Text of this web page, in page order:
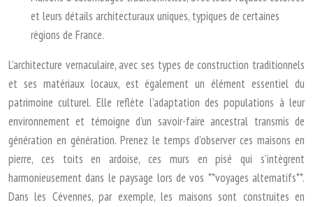
et leurs détails architecturaux uniques, typiques de certaines
régions de France.
L’architecture vernaculaire, avec ses types de construction traditionnels
et ses matériaux locaux, est également un élément essentiel du
patrimoine culturel. Elle reflète l’adaptation des populations à leur
environnement et témoigne d’un savoir-faire ancestral transmis de
génération en génération. Prenez le temps d’observer ces maisons en
pierre, ces toits en ardoise, ces murs en pisé qui s’intègrent
harmonieusement dans le paysage lors de vos **voyages alternatifs**.
Dans les Cévennes, par exemple, les maisons sont construites en